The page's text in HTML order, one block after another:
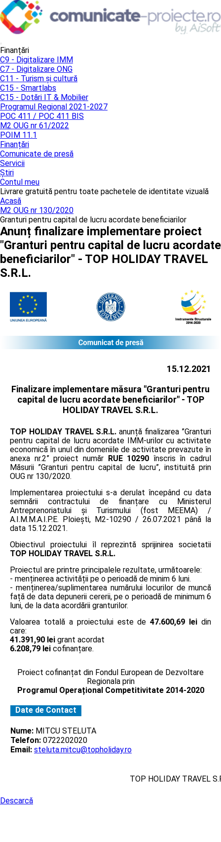
Finanțări
C9 - Digitalizare IMM
C7 - Digitalizare ONG
C11 - Turism și cultură
C15 - Smartlabs
C15 - Dotări IT & Mobilier
Programul Regional 2021-2027
POC 411 / POC 411 BIS
M2 OUG nr 61/2022
POIM 11.1
Finanțări
Comunicate de presă
Servicii
Știri
Contul meu
Livrare gratuită pentru toate pachetele de identitate vizuală
Acasă
M2 OUG nr 130/2020
Granturi pentru capital de lucru acordate beneficiarilor
Anunț finalizare implementare proiect
"Granturi pentru capital de lucru acordate
beneficiarilor" - TOP HOLIDAY TRAVEL
S.R.L.
15.12.2021
Finalizare implementare măsura "Granturi pentru
capital de lucru acordate beneficiarilor" - TOP
HOLIDAY TRAVEL S.R.L.
TOP HOLIDAY TRAVEL S.R.L. anunță finalizarea ”Granturi
pentru capital de lucru acordate IMM-urilor cu activitate
economică în unul din domeniile de activitate prevazute în
anexa nr.2” proiect număr RUE 10290 înscris în cadrul
Măsurii ”Granturi pentru capital de lucru”, instituită prin
OUG nr 130/2020.
Implementarea proiectului s-a derulat începând cu data
semnării contractului de finanțare cu Ministerul
Antreprenoriatului și Turismului (fost MEEMA) /
A.I.M.M.A.I.P.E. Ploiești, M2-10290 / 26.07.2021 până la
data 15.12.2021.
Obiectivul proiectului îl reprezintă sprijinirea societatii
TOP HOLIDAY TRAVEL S.R.L.
Proiectul are printre principalele rezultate, următoarele:
- menținerea activității pe o perioadă de minim 6 luni.
- menținerea/suplimentarea numărului locurilor de muncă
față de data depunerii cererii, pe o perioadă de minimum 6
luni, de la data acordării granturilor.
Valoarea totală a proiectului este de47.600,69 lei din
care:
41.391,90 lei grant acordat
6.208,79 lei cofinanțare.
Proiect cofinanțat din Fondul European de Dezvoltare
Regionala prin
Programul Operațional Competitivitate 2014-2020
Date de Contact
Nume: MITCU STELUTA
Telefon: 0722202020
Email: steluta.mitcu@topholiday.ro
TOP HOLIDAY TRAVEL
Descarcă